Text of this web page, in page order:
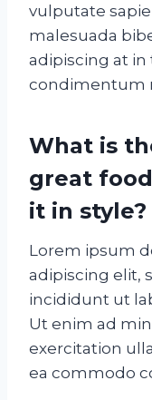
vulputate
malesuada
adipiscing at in
condimentum
What is
great
it in style?
Lorem ipsum
adipiscing elit,
incididunt ut
Ut enim ad
exercitation
ea commodo